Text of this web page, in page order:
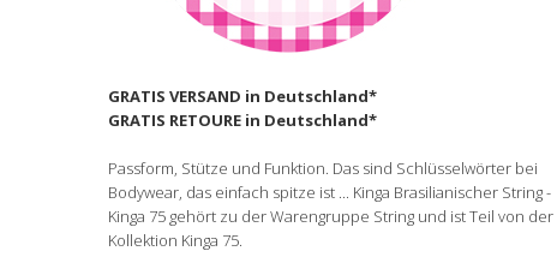
GRATIS VERSAND in Deutschland*
GRATIS RETOURE in Deutschland*
Passform, Stütze und Funktion. Das sind Schlüsselwörter bei
Bodywear, das einfach spitze ist ... Kinga Brasilianischer String -
Kinga 75 gehört zu der Warengruppe String und ist Teil von der
Kollektion Kinga 75.